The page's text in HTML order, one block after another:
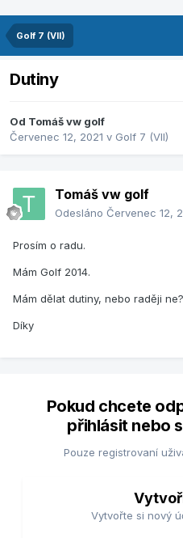
Golf 7 (VII)
Dutiny
Od Tomáš vw golf
Červenec 12, 2021 v Golf 7 (VII)
Tomáš vw golf
Odesláno Červenec 12,
Prosím o radu.
Mám Golf 2014.
Mám dělat dutiny, nebo raději
Díky
Pokud chcete
přihlásit nebo
Pouze registrovaní
Vytvořte si nový